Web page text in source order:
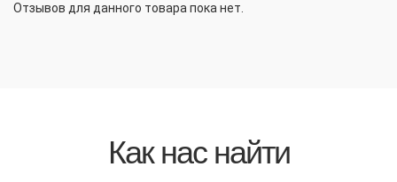
Отзывов для данного товара пока нет.
Как нас найти